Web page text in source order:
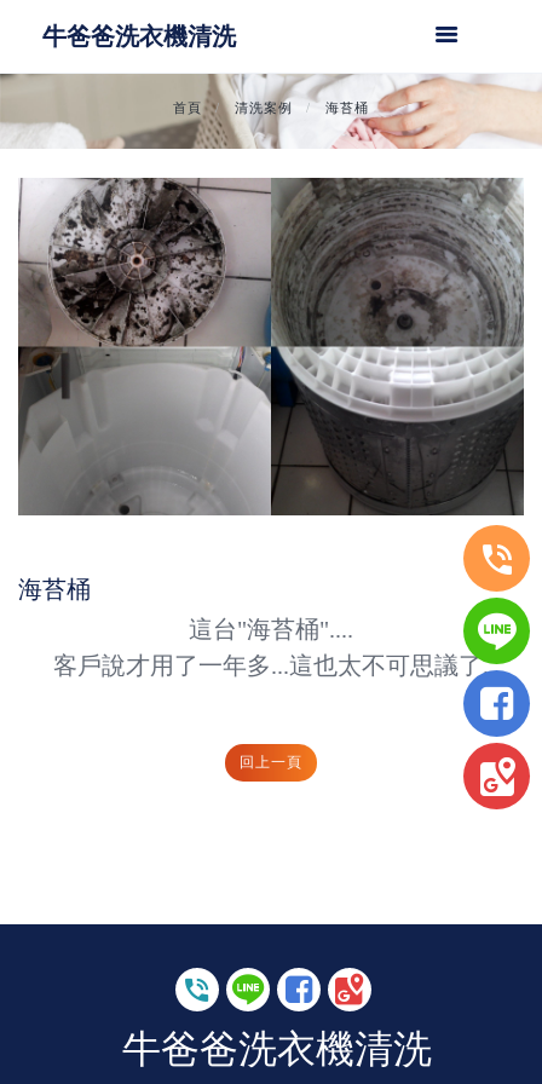
牛爸爸洗衣機清洗
首頁 清洗案例 海苔桶
海苔桶
這台"海苔桶"....
客戶說才用了一年多...這也太不可思議了.
回上一頁
牛爸爸洗衣機清洗